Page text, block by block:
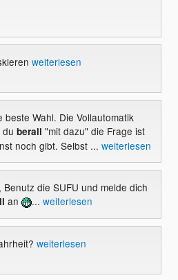
weiterlesen
beste Wahl. Die Vollautomatik
du berall "mit dazu" die Frage ist
noch gibt. Selbst ... weiterlesen
die SUFU und melde dich
an ... weiterlesen
weiterlesen